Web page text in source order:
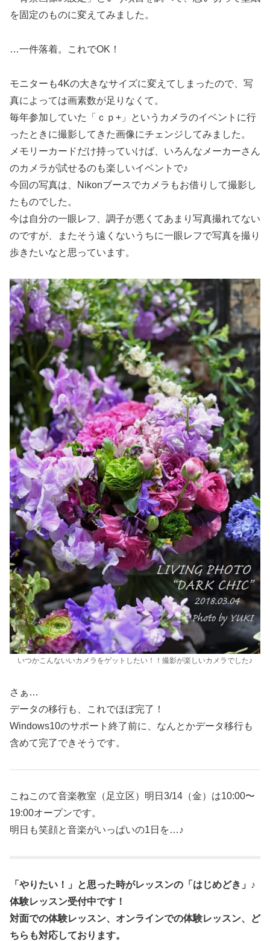
を固定のものに変えてみました。
…一件落着。これでOK！
モニターも4Kの大きなサイズに変えてしまったので、写
真によっては画素数が足りなくて。
毎年参加していた「ｃｐ+」というカメラのイベントに行
ったときに撮影してきた画像にチェンジしてみました。
メモリーカードだけ持っていけば、いろんなメーカーさん
のカメラが試せるのも楽しいイベントで♪
今回の写真は、Nikonブースでカメラもお借りして撮影し
たものでした。
今は自分の一眼レフ、調子が悪くてあまり写真撮れてない
のですが、またそう遠くないうちに一眼レフで写真を撮り
歩きたいなと思っています。
いつかこんないいカメラをゲットしたい！！撮影が楽しいカメラでした♪
さぁ…
データの移行も、これでほぼ完了！
Windows10のサポート終了前に、なんとかデータ移行も
含めて完了できそうです。
こねこのて音楽教室（足立区）明日3/14（金）は10:00〜
19:00オープンです。
明日も笑顔と音楽がいっぱいの1日を…♪
「やりたい！」と思った時がレッスンの「はじめどき」♪
体験レッスン受付中です！
対面での体験レッスン、オンラインでの体験レッスン、ど
ちらも対応しております。